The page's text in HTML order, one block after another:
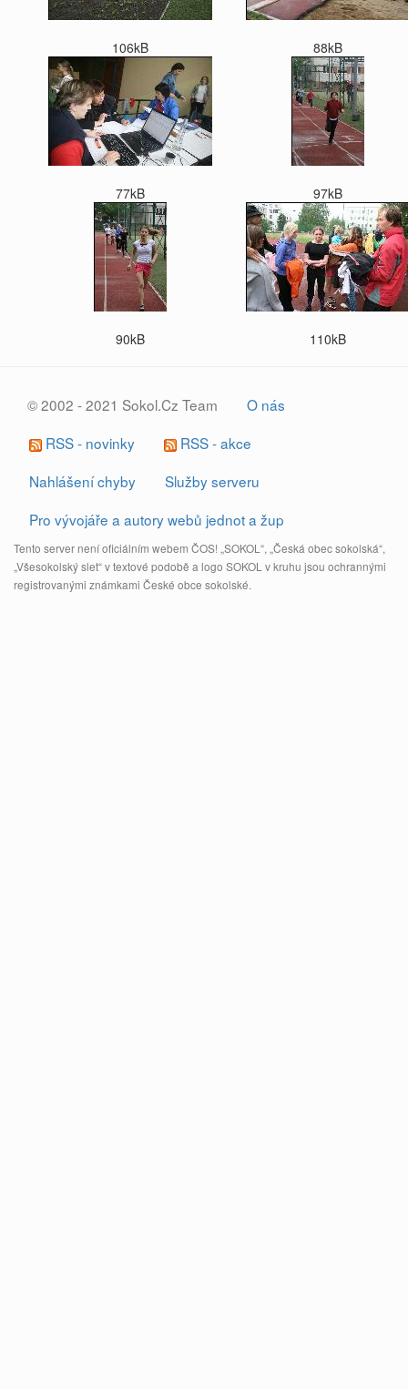
106kB 88kB
77kB 97kB
90kB 110kB
© 2002 - 2021 Sokol.Cz Team
O nás
RSS - novinky
RSS - akce
Nahlášení chyby
Služby serveru
Pro vývojáře a autory webů jednot a žup
Tento server není oficiálním webem ČOS! „SOKOL“, „Česká obec sokolská“,
„Všesokolský slet“ v textové podobě a logo SOKOL v kruhu jsou ochrannými
registrovanými známkami České obce sokolské.